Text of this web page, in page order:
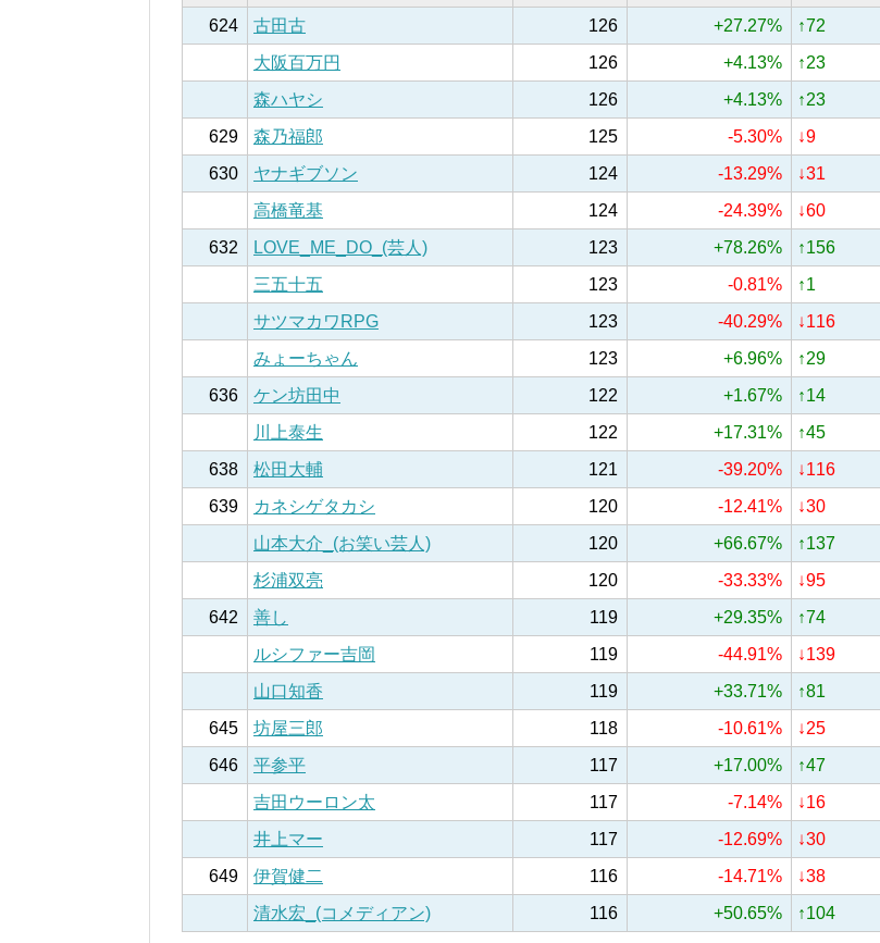
624
古田古 126 +27.27%
↑72
大阪百万円
126 +4.13%
↑23
森ハヤシ
126 +4.13%
↑23
629
森乃福郎 125 -5.30%
↓9
630
ヤナギブソン 124 -13.29%
↓31
高橋竜基
124 -24.39%
↓60
632
LOVE_ME_DO_(芸人) 123 +78.26%
↑156
三五十五
123 -0.81%
↑1
サツマカワRPG
123 -40.29%
↓116
みょーちゃん
123 +6.96%
↑29
636
ケン坊田中 122 +1.67%
↑14
川上泰生
122 +17.31%
↑45
638
松田大輔 121 -39.20%
↓116
639
カネシゲタカシ 120 -12.41%
↓30
山本大介_(お笑い芸人)
120 +66.67%
↑137
杉浦双亮
120 -33.33%
↓95
642
善し 119 +29.35%
↑74
ルシファー吉岡
119 -44.91%
↓139
山口知香
119 +33.71%
↑81
645
坊屋三郎 118 -10.61%
↓25
646
平参平 117 +17.00%
↑47
吉田ウーロン太
117 -7.14%
↓16
井上マー
117 -12.69%
↓30
649
伊賀健二 116 -14.71%
↓38
清水宏_(コメディアン)
116 +50.65% ↑104